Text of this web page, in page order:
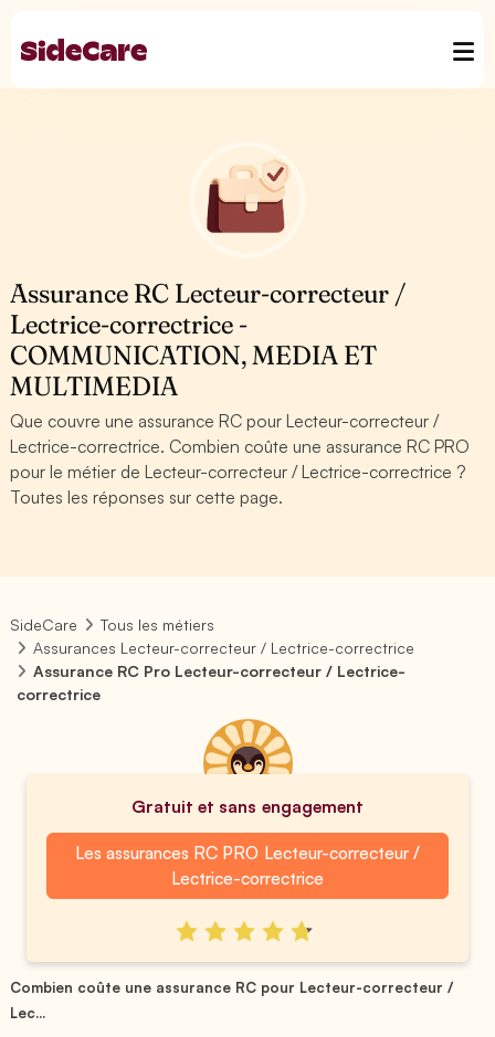
Assurance RC Lecteur-correcteur /
Lectrice-correctrice -
COMMUNICATION, MEDIA ET
MULTIMEDIA
Que couvre une assurance RC pour Lecteur-correcteur /
Lectrice-correctrice. Combien coûte une assurance RC PRO
pour le métier de Lecteur-correcteur / Lectrice-correctrice ?
Toutes les réponses sur cette page.
SideCare
Tous les métiers
Assurances Lecteur-correcteur / Lectrice-correctrice
Assurance RC Pro Lecteur-correcteur / Lectrice-
correctrice
Gratuit et sans engagement
Les assurances RC PRO Lecteur-correcteur /
Lectrice-correctrice
Combien coûte une assurance RC pour Lecteur-correcteur /
Lec...